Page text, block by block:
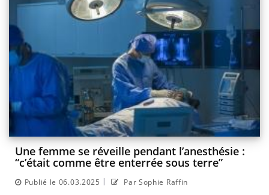
Une femme se réveille pendant l’anesthésie :
“c’était comme être enterrée sous terre”
Publié le 06.03.2025 | Par Sophie Raffin